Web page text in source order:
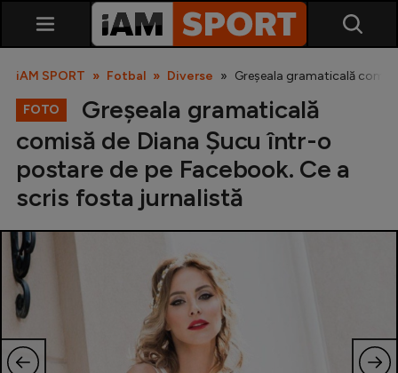
SuperLiga
Cupa României
Echipa Națională
U21
iAM SPORT Fotbal Diverse Greșeala gramaticală
FOTO
Greșeala gramaticală
comisă de Diana Șucu într-o
postare de pe Facebook. Ce a
scris fosta jurnalistă